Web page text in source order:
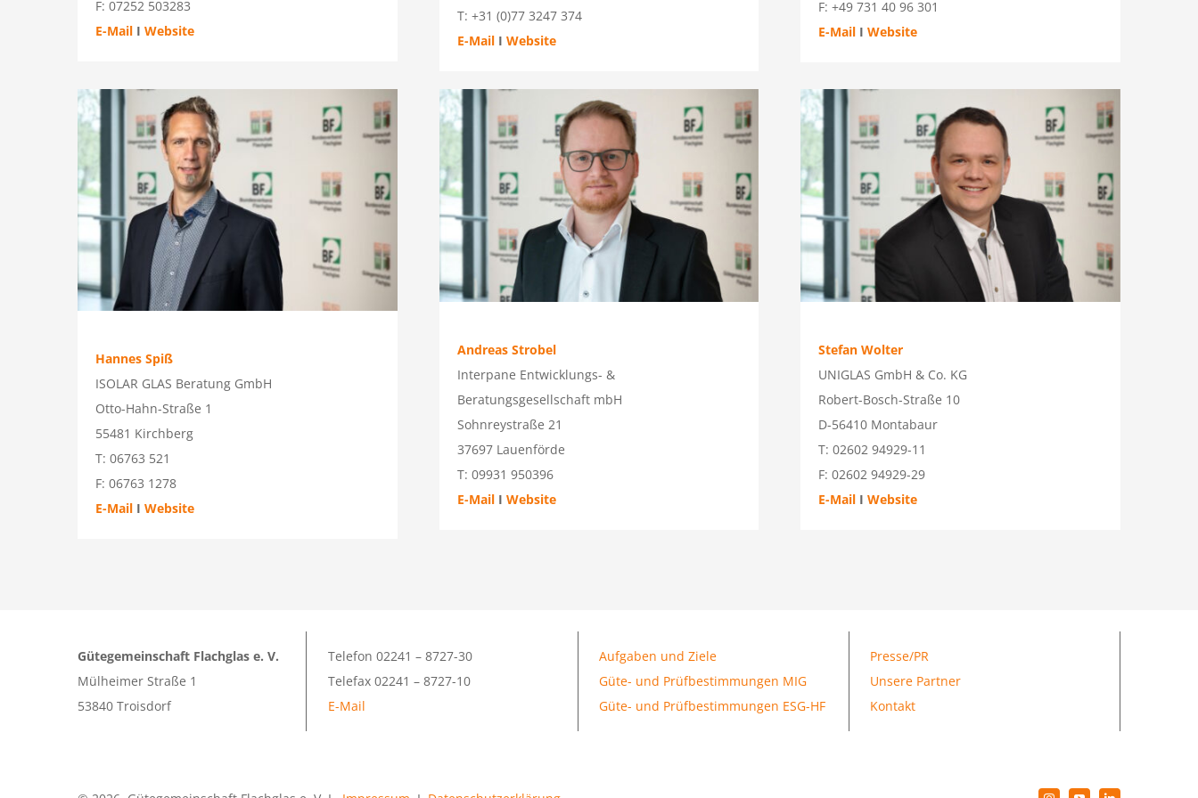
F: 07252 503283
E-MailI Website
T: +31 (0)77 3247 374
E-MailI Website
F: +49 731 40 96 301
E-Mail IWebsite
Hannes Spiß
ISOLAR GLAS Beratung GmbH
Otto-Hahn-Straße 1
55481 Kirchberg
T: 06763 521
F: 06763 1278
E-MailI Website
Andreas Strobel
Interpane Entwicklungs- &
Beratungsgesellschaft mbH
Sohnreystraße 21
37697 Lauenförde
T: 09931 950396
E-MailI Website
Stefan Wolter
UNIGLAS GmbH & Co. KG
Robert-Bosch-Straße 10
D-56410 Montabaur
T: 02602 94929-11
F: 02602 94929-29
E-Mail IWebsite
Gütegemeinschaft Flachglas e. V.
Mülheimer Straße 1
53840 Troisdorf
Telefon 02241 – 8727-30
Telefax 02241 – 8727-10
E-Mail
Aufgaben und Ziele
Güte- und Prüfbestimmungen MIG
Güte- und Prüfbestimmungen ESG-HF
Presse/PR
Unsere Partner
Kontakt